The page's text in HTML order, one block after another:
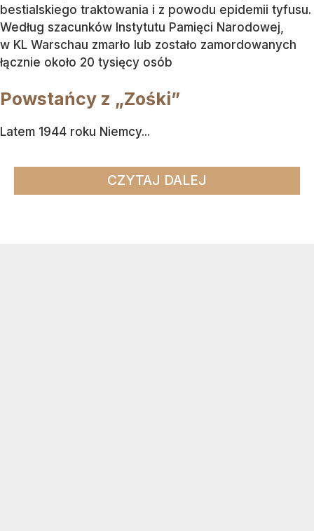
bestialskiego traktowania i z powodu epidemii tyfusu.
Według szacunków Instytutu Pamięci Narodowej,
w KL Warschau zmarło lub zostało zamordowanych
łącznie około 20 tysięcy osób
Powstańcy z „Zośki”
Latem 1944 roku Niemcy...
CZYTAJ DALEJ